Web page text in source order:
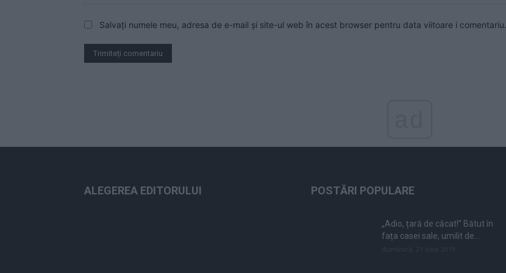
Salvați numele meu, adresa de e-mail și site-ul web în acest browser pentru data viitoare i comentariu.
ALEGEREA EDITORULUI POSTĂRI POPULARE
„Adio, țară de căcat!” Bătut în
fața casei sale, umilit de...